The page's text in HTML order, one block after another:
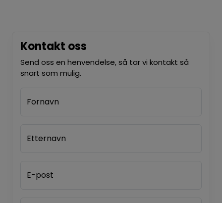
Kontakt oss
Send oss en henvendelse, så tar vi kontakt så
snart som mulig.
Fornavn
Etternavn
E-post